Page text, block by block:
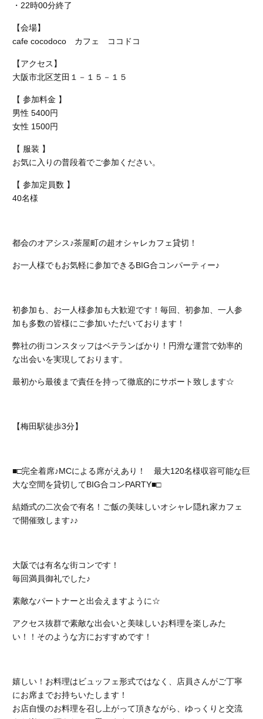
・22時00分終了
【会場】
cafecocodoco カフェ ココド コ
【アクセス】
大阪市北区芝田１－１５－１５
【 参加料金 】
男性 5400円
女性 1500円
【 服装 】
お気に入りの普段着でご参加ください。
【 参加定員数 】
40名様
都会のオアシス♪茶屋町の超オシャレカフェ貸切！
お一人様でもお気軽に参加できるBIG合コンパーティー♪
初参加も、お一人様参加も大歓迎です！毎回、初参加、一人参
加も多数の皆様にご参加いただいております！
弊社の街コンスタッフはベテランばかり！円滑な運営で効率的
な出会いを実現しております。
最初から最後まで責任を持って徹底的にサポート致します☆
【梅田駅徒歩3分】
■□完全着席♪MCによる席がえあり！ 最大120名様収容可能な巨
大な空間を貸切してBIG合コンPARTY■□
結婚式の二次会で有名！ご飯の美味しいオシャレ隠れ家カフェ
で開催致します♪♪
大阪では有名な街コンです！
毎回満員御礼でした♪
素敵なパートナーと出会えますように☆
アクセス抜群で素敵な出会いと美味しいお料理を楽しみた
い！！そのような方におすすめです！
嬉しい！お料理はビュッフェ形式ではなく、店員さんがご丁寧
にお席までお持ちいたします！
お店自慢のお料理を召し上がって頂きながら、ゆっくりと交流